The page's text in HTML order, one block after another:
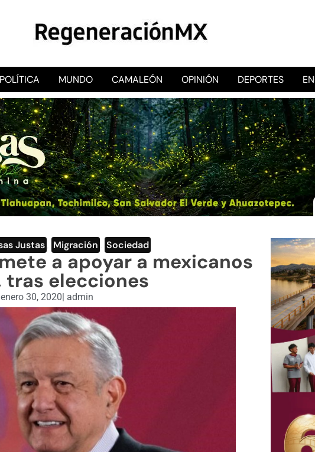
RegeneraciónMX
Sitio de noticias libre e independiente
POLÍTICA MUNDO CAMALEÓN OPINIÓN DEPORTES
Justas Migración Sociedad
a apoyar a mexicanos
tras elecciones
enero 30, 2020 admin